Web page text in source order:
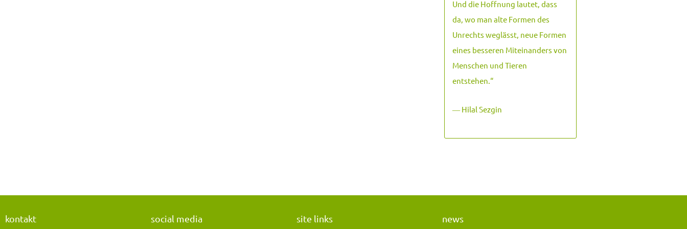
Und die Hoffnung lautet, dass
da, wo man alte Formen des
Unrechts weglässt, neue Formen
eines besseren Miteinanders von
Menschen und Tieren
entstehen. “
― Hilal Sezgin
kontakt social media site links news